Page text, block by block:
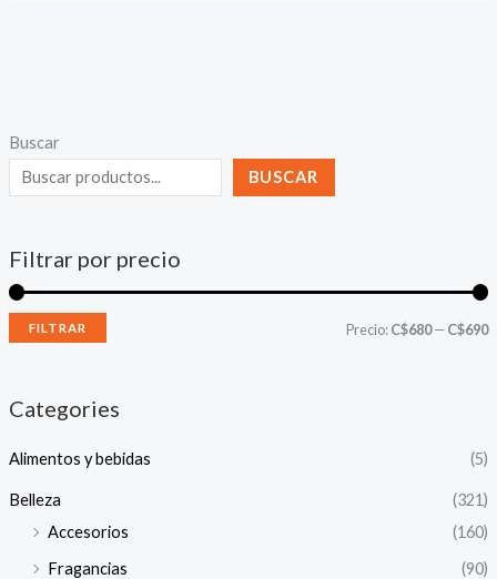
Buscar
BUSCAR
Filtrar por precio
PP
FILTRAR Precio:C$680—C$690
Categories
Alimentos y bebidas (5)
Belleza
(321)
Accesorios
(160)
Fragancias
(90)